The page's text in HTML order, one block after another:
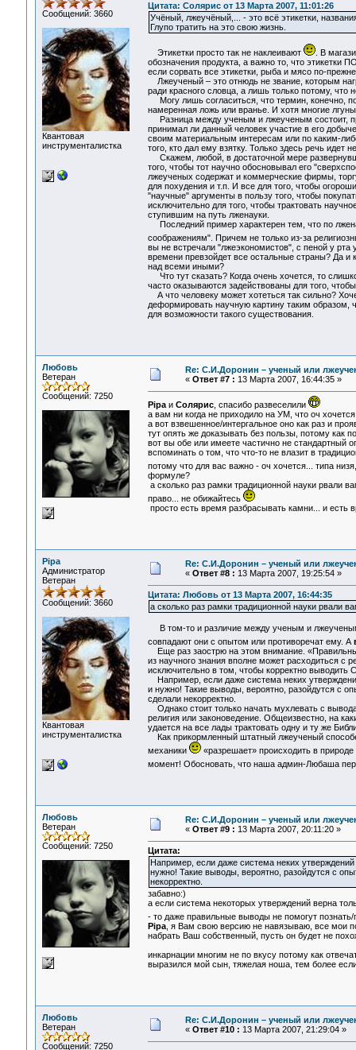
Сообщений: 3660
Квантовая
инструменталистка
Цитата: Солярис от 13 Марта 2007, 11:01:26
Учёный, лжеучёный,... - это всё этикетки,
Глупо тратить на это свою жизнь.
Этикетки просто так не наклеивают
. В
обозначения продукта, а важно то, что
если сорвать все этикетки, рыба и мясо по-
Лжеученый – это отнюдь не звание, которым
ради красного словца, а лишь только потому,
Могу лишь согласиться, что термин, конечно,
намеренная ложь или вранье. И хотя многие
Разница между ученым и лжеученым состоит,
принимал ли данный человек участие в его
своим материальным интересам или по каким-
того, кто дал ему взятку. Только здесь речь идет
Скажем, любой, в достаточной мере
того, чтобы тот научно обосновывал его
лжеученых содержат и коммерческие фирмы,
для похудения и т.п. И все для того, чтобы
"научные" аргументы в пользу того, чтобы
исключительно для того, чтобы трактовать
ступившим на путь лженауки.
Последний пример характерен тем, что по
соображениям". Причем не только из-за
вы не встречали "лжеэкономистов", с пеной у
времени превзойдет все остальные страны? Да и
над всеми иными?
Что тут сказать? Когда очень хочется, то
часто оказываются задействованы для того,
А что человеку может хотеться так сильно?
деформировать научную картину таким образом,
для возможности такого существования.
Любовь
Ветеран
Сообщений: 7250
Re: С.И.Доронин – ученый или
« Ответ #7 : 13 Марта 2007, 16:44:35 »
Pipaи Солярис, спасибо развеселили
а вам ни когда не приходило на УМ, что оч
а вот взвешенное/интергальное оно как раз и
тут опять же доказывать без пользы, потому как
вот вы обе или имеете частично не стандартный
вспоминать о том, что что-то не влазит в
потому что для вас важно - оч хочется... типа
формуле?
а сколько раз рамки традиционной науки рвали
право... не обижайтесь
просто есть время разбрасывать камни... и есть
Pipa
Администратор
Ветеран
Сообщений: 3660
Квантовая
инструменталистка
Re: С.И.Доронин – ученый или
« Ответ #8 : 13 Марта 2007, 19:25:54 »
Цитата: Любовь от 13 Марта 2007, 16:44:35
а сколько раз рамки традиционной науки рвали
В том-то и различие между ученым и
совпадают они с опытом или противоречат ему. А
Еще раз заострю на этом внимание.
из научного знания вполне может расходиться с
исключительно в том, чтобы корректно
Например, если даже система неких
и нужно! Такие выводы, вероятно, разойдутся с
сделали некорректно.
Однако стоит только начать мухлевать с
религия или законоведение. Общеизвестно, на
удается на все лады трактовать одну и ту же
Как прикормленный штатный лжеученый
механики
«разрешает» происходить в
момент! Обосновать, что наша админ-Любаша
Любовь
Ветеран
Сообщений: 7250
Re: С.И.Доронин – ученый или
« Ответ #9 : 13 Марта 2007, 20:11:20 »
Цитата:
Например, если даже система неких
нужно! Такие выводы, вероятно, разойдутся с
некорректно.
забавно:)
а если система некоторых утверждений верна
- то даже правильные выводы не помогут
Pipa, я Вам свою версию не навязываю, все мои
набрать Ваш собственный, пусть он будет не
инкарнации многим не по вкусу потому как
выразился мой сын, тяжелая ноша, тем более
Любовь
Ветеран
Сообщений: 7250
Re: С.И.Доронин – ученый или
« Ответ #10 : 13 Марта 2007, 21:29:04 »